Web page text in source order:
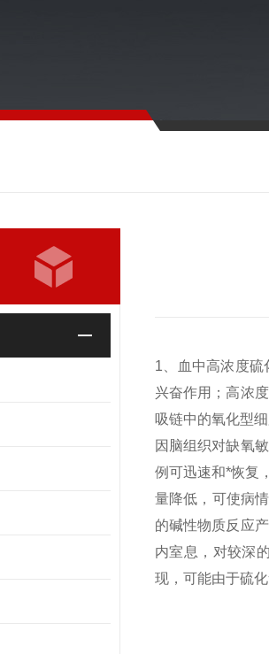
1、血中高浓度硫
兴奋作用；高浓
吸链中的氧化型
因脑组织对缺氧
例可迅速和*恢
量降低，可使病
的碱性物质反应
内室息，对较深
现，可能由于硫